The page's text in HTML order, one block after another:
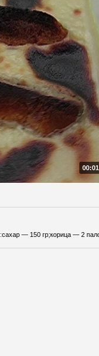
— 150 гр;корица — 2